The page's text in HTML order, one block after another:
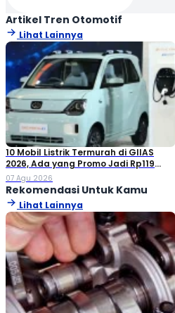
Artikel Tren Otomotif
Lihat Lainnya
10 Mobil Listrik Termurah di GIIAS
2026, Ada yang Promo Jadi Rp119
Jutaan!
07 Agu 2026
Rekomendasi Untuk Kamu
Lihat Lainnya